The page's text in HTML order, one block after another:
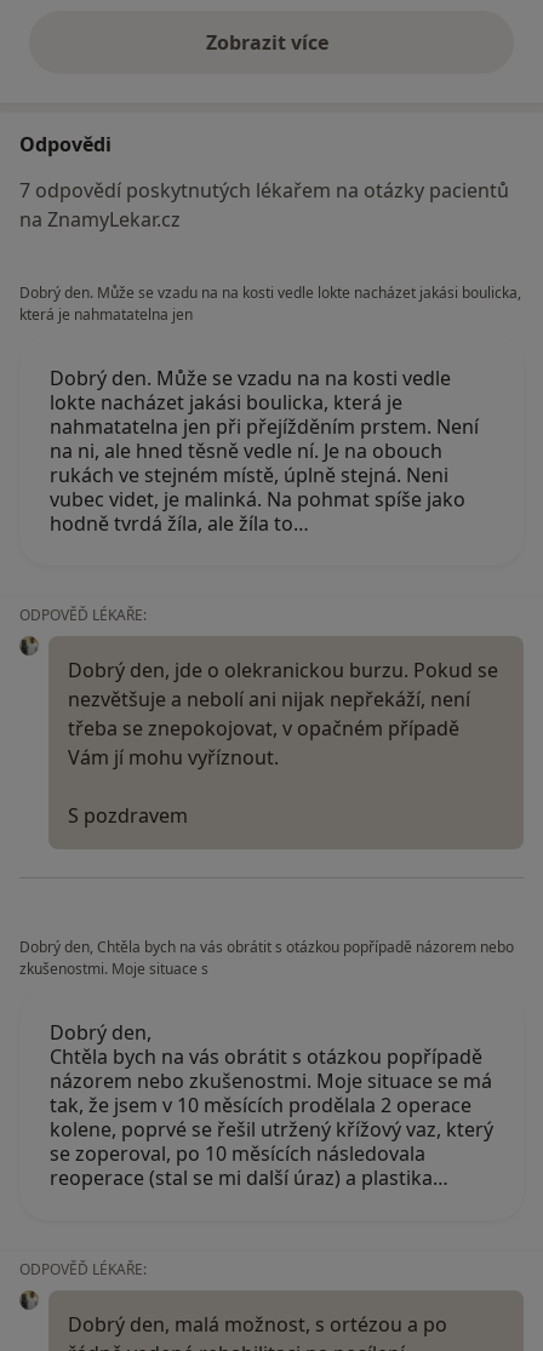
Zobrazit vícevýše uvedené názory
Odpovědi
7 odpovědí poskytnutých lékařem na otázky pacientů
na ZnamyLekar.cz
Dobrý den. Může se vzadu na na kosti vedle lokte nacházet jakási boulicka,
která je nahmatatelna jen
Dobrý den. Může se vzadu na na kosti vedle
lokte nacházet jakási boulicka, která je
nahmatatelna jen při přejížděním prstem. Není
na ni, ale hned těsně vedle ní. Je na obouch
rukách ve stejném místě, úplně stejná. Neni
vubec videt, je malinká. Na pohmat spíše jako
hodně tvrdá žíla, ale žíla to…
ODPOVĚĎ LÉKAŘE:
Dobrý den, jde o olekranickou burzu. Pokud se
nezvětšuje a nebolí ani nijak nepřekáží, není
třeba se znepokojovat, v opačném případě
Vám jí mohu vyříznout.
S pozdravem
Dobrý den, Chtěla bych na vás obrátit s otázkou popřípadě názorem nebo
zkušenostmi. Moje situace s
Dobrý den,
Chtěla bych na vás obrátit s otázkou popřípadě
názorem nebo zkušenostmi. Moje situace se má
tak, že jsem v 10 měsících prodělala 2 operace
kolene, poprvé se řešil utržený křížový vaz, který
se zoperoval, po 10 měsících následovala
reoperace (stal se mi další úraz) a plastika…
ODPOVĚĎ LÉKAŘE:
Dobrý den, malá možnost, s ortézou a po